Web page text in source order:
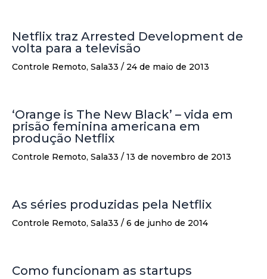
Netflix traz Arrested Development de
volta para a televisão
Controle Remoto, Sala33 / 24 de maio de 2013
‘Orange is The New Black’ – vida em
prisão feminina americana em
produção Netflix
Controle Remoto, Sala33 / 13 de novembro de 2013
As séries produzidas pela Netflix
Controle Remoto, Sala33 / 6 de junho de 2014
Como funcionam as startups